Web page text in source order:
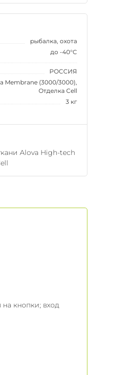
рыбалка, охота
до -40°С
РОССИЯ
Membrane (3000/3000),
Отделка Cell
3 кг
Alova High-tech
на кнопки; вход